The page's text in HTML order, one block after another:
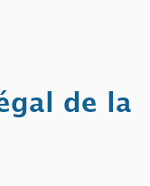
de la